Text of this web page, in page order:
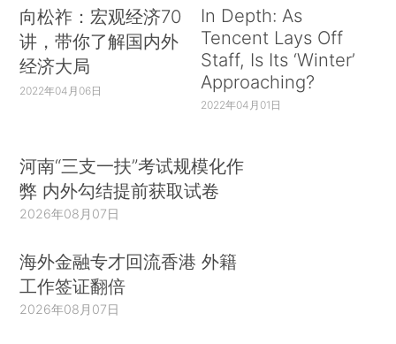
向松祚：宏观经济70
讲，带你了解国内外
经济大局
2022年04月06日
In Depth: As
Tencent Lays Off
Staff, Is Its ‘Winter’
Approaching?
2022年04月01日
河南“三支一扶”考试规模化作
弊 内外勾结提前获取试卷
2026年08月07日
海外金融专才回流香港 外籍
工作签证翻倍
2026年08月07日